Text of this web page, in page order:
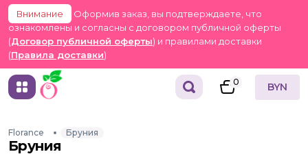
Внимание
Оформив заказ, вы подтверждаете, что
ознакомлены и согласны с договором публичной оферты
(Договор публичной оферты) и правилами доставки
(Правила доставки)
0 BYN
Florance Бруния
Бруния